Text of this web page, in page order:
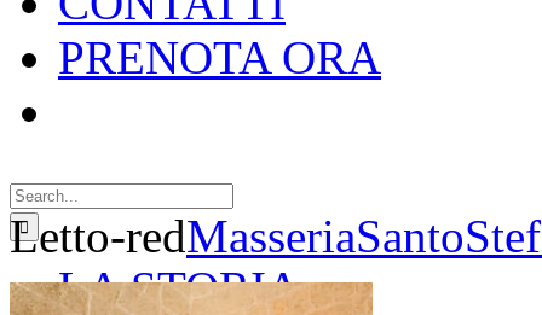
PRENOTA ORA
for:
LA STORIA
Letto-red